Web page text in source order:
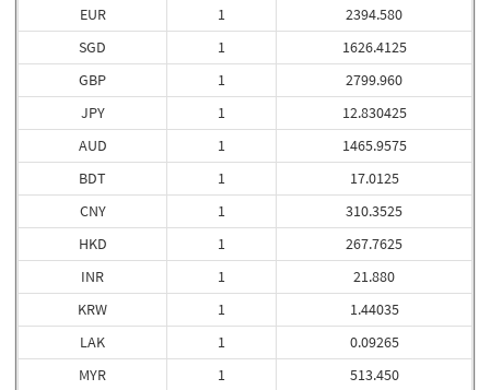
EUR
SGD
GBP
JPY
AUD
BDT
CNY
HKD
INR
KRW
LAK
MYR
1
1
1
1
1
1
1
1
1
1
1
1
2394.580
1626.4125
2799.960
12.830425
1465.9575
17.0125
310.3525
267.7625
21.880
1.44035
0.09265
513.450